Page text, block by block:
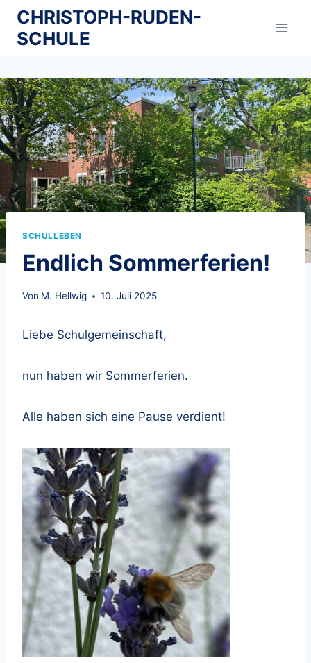
Zum
Inhalt
springen
CHRISTOPH-RUDEN-
SCHULE
SCHULLEBEN
Endlich Sommerferien!
Von M. Hellwig 10. Juli 2025
Liebe Schulgemeinschaft,
nun haben wir Sommerferien.
Alle haben sich eine Pause verdient!